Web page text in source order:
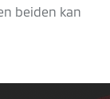
beiden kan